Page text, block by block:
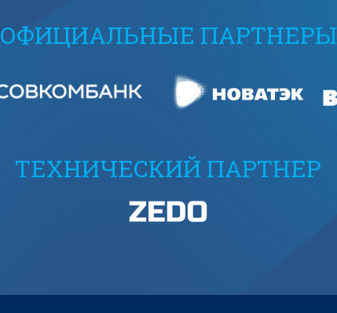
ОФИЦИАЛЬНЫЕ ПАРТНЕРЫ
ТЕХНИЧЕСКИЙ ПАРТНЕР